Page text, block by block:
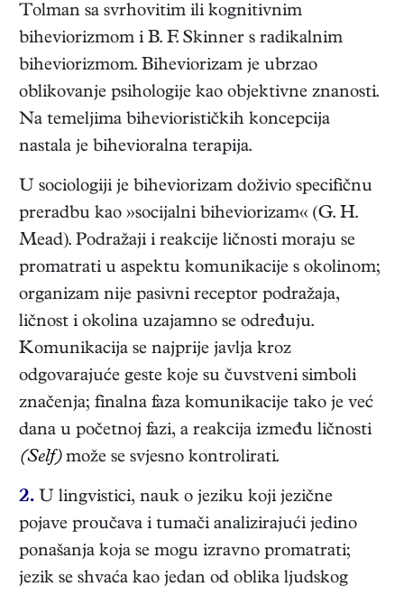
Tolman sa svrhovitim ili kognitivnim
biheviorizmom i B. F. Skinner s radikalnim
biheviorizmom. Biheviorizam je ubrzao
oblikovanje psihologije kao objektivne znanosti.
Na temeljima biheviorističkih koncepcija
nastala je bihevioralna terapija.
U sociologiji je biheviorizam doživio specifičnu
preradbu kao »socijalni biheviorizam« (G. H.
Mead). Podražaji i reakcije ličnosti moraju se
promatrati u aspektu komunikacije s okolinom;
organizam nije pasivni receptor podražaja,
ličnost i okolina uzajamno se određuju.
Komunikacija se najprije javlja kroz
odgovarajuće geste koje su čuvstveni simboli
značenja; finalna faza komunikacije tako je već
dana u početnoj fazi, a reakcija između ličnosti
(Self)može se svjesno kontrolirati.
2. U lingvistici, nauk o jeziku koji jezične
pojave proučava i tumači analizirajući jedino
ponašanja koja se mogu izravno promatrati;
jezik se shvaća kao jedan od oblika ljudskog